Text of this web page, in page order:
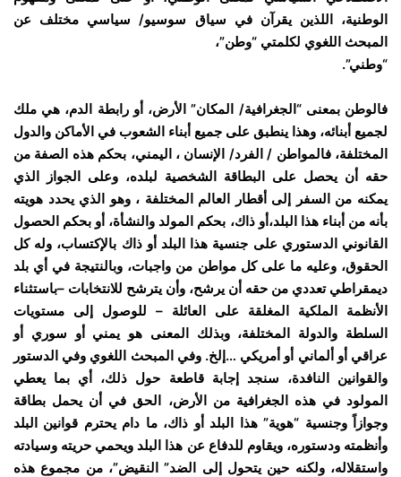
الوطنية، اللذين يقرآن في سياق سوسيو/ سياسي مختلف عن
المبحث اللغوي لكلمتي “وطن”،
“وطني”.
فالوطن بمعنى “الجغرافية/ المكان” الأرض، أو رابطة الدم، هي ملك
لجميع أبنائه، وهذا ينطبق على جميع أبناء الشعوب في الأماكن والدول
المختلفة، فالمواطن / الفرد/ الإنسان ، اليمني، بحكم هذه الصفة من
حقه أن يحصل على البطاقة الشخصية لبلده، وعلى الجواز الذي
يمكنه من السفر إلى أقطار العالم المختلفة ، وهو الذي يحدد هويته
بأنه من أبناء هذا البلد،أو ذاك، بحكم المولد والنشأة، أو بحكم الحصول
القانوني الدستوري على جنسية هذا البلد أو ذاك بالإكتساب، وله كل
الحقوق، وعليه ما على كل مواطن من واجبات، وبالنتيجة في أي بلد
ديمقراطي تعددي من حقه أن يرشح، وأن يترشح للانتخابات –باستثناء
الأنظمة الملكية المغلقة على العائلة – للوصول إلى مستويات
السلطة والدولة المختلفة، وبذلك المعنى هو يمني أو سوري أو
عراقي أو ألماني أو أمريكي …إلخ. وفي المبحث اللغوي وفي الدستور
والقوانين النافدة، سنجد إجابة قاطعة حول ذلك، أي بما يعطي
المولود في هذه الجغرافية من الأرض، الحق في أن يحمل بطاقة
وجوازاً وجنسية “هوية” هذا البلد أو ذاك، ما دام يحترم قوانين البلد
وأنظمته ودستوره، ويقاوم للدفاع عن هذا البلد ويحمي حريته وسيادته
واستقلاله، ولكنه حين يتحول إلى الضد” النقيض”، من مجموع هذه